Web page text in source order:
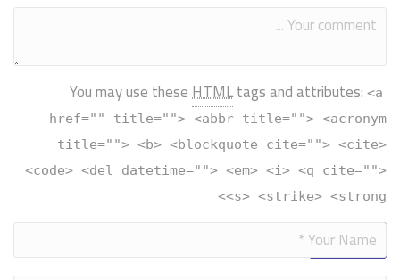
You may use theseHTMLtags and attributes: <a
href="" title=""> <abbr title=""> <acronym
title=""> <b> <blockquote cite=""> <cite>
<code> <del datetime=""> <em> <i> <q cite="">
<s> <strike> <strong>
Alternative: